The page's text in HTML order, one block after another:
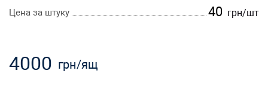
Цена за штуку 40 грн/шт
4000 грн/ящ